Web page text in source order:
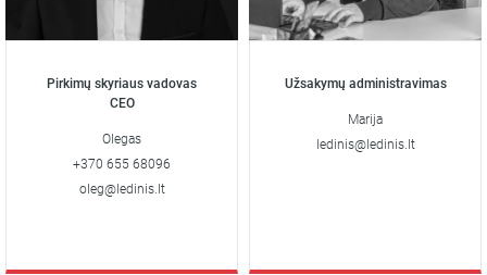
Pirkimų skyriaus vadovas
CEO
Olegas
+370 655 68096
oleg@ledinis.lt
Užsakymų administravimas
Marija
ledinis@ledinis.lt